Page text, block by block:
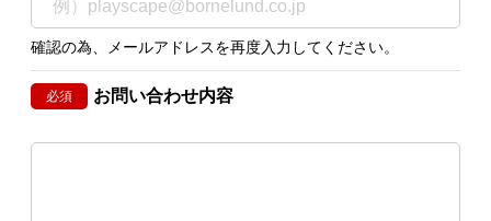
確認の為、メールアドレスを再度入力してください。
必須 お問い合わせ内容